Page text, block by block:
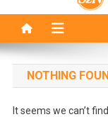
NOTHING
It seems we can’t